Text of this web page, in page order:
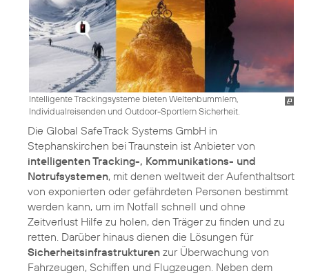
Intelligente Trackingsysteme bieten Weltenbummlern,
Individualreisenden und Outdoor-Sportlern Sicherheit.
Die Global SafeTrack Systems GmbH in
Stephanskirchen bei Traunstein ist Anbieter von
intelligenten Tracking-, Kommunikations- und
Notrufsystemen, mit denen weltweit der Aufenthaltsort
von exponierten oder gefährdeten Personen bestimmt
werden kann, um im Notfall schnell und ohne
Zeitverlust Hilfe zu holen, den Träger zu finden und zu
retten. Darüber hinaus dienen die Lösungen für
Sicherheitsinfrastrukturen zur Überwachung von
Fahrzeugen, Schiffen und Flugzeugen. Neben dem